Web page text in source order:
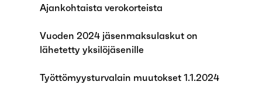
Ajankohtaista verokorteista
Vuoden 2024 jäsenmaksulaskut on
lähetetty yksilöjäsenille
Työttömyysturvalain muutokset 1.1.2024